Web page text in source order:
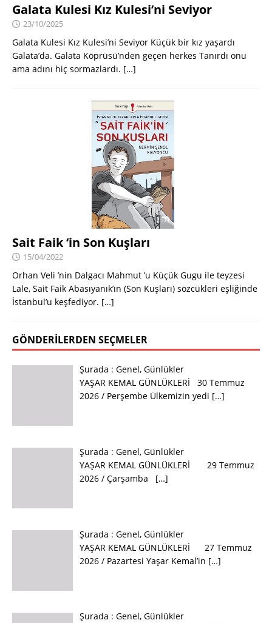
Galata Kulesi Kız Kulesi’ni Seviyor
23/10/2025
Galata Kulesi Kız Kulesi’ni Seviyor Küçük bir kız yaşardı
Galata’da. Galata Köprüsü’nden geçen herkes Tanırdı onu
ama adını hiç sormazlardı. […]
Sait Faik ‘in Son Kuşları
15/04/2022
Orhan Veli ’nin Dalgacı Mahmut ’u Küçük Gugu ile teyzesi
Lale, Sait Faik Abasıyanık’ın (Son Kuşları) sözcükleri eşliğinde
İstanbul’u keşfediyor. […]
GÖNDERILERDEN SEÇMELER
Şurada : Genel, Günlükler
YAŞAR KEMAL GÜNLÜKLERİ 30 Temmuz
2026 / Perşembe Ülkemizin yedi […]
Şurada : Genel, Günlükler
YAŞAR KEMAL GÜNLÜKLERİ 29 Temmuz
2026 / Çarşamba […]
Şurada : Genel, Günlükler
YAŞAR KEMAL GÜNLÜKLERİ 27 Temmuz
2026 / Pazartesi Yaşar Kemal’in […]
Şurada : Genel, Günlükler